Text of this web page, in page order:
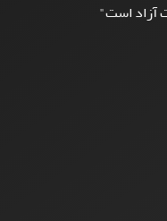
آزاد است"